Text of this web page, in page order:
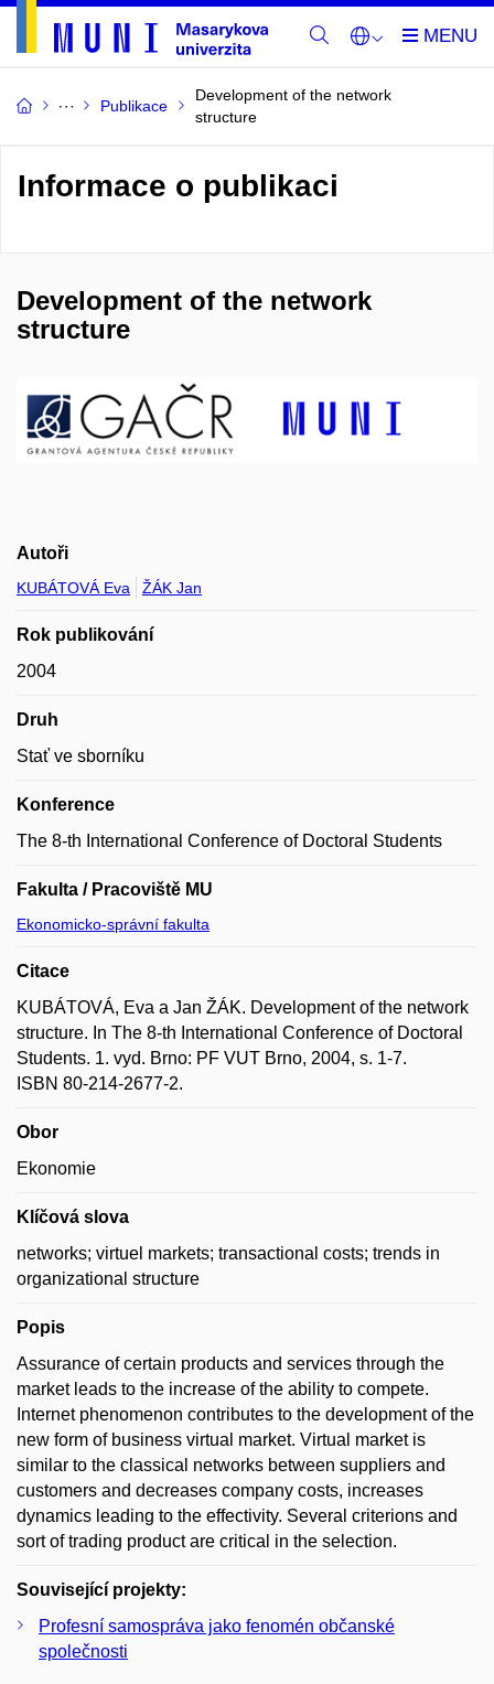
Publikace
Development of the network
structure
Informace o publikaci
Development of the network
structure
Autoři
KUBÁTOVÁ Eva ŽÁK Jan
Rok publikování
2004
Druh
Stať ve sborníku
Konference
The 8-th International Conference of Doctoral Students
Fakulta / Pracoviště MU
Ekonomicko-správní fakulta
Citace
KUBÁTOVÁ, Eva a Jan ŽÁK. Development of the network
structure. In The 8-th International Conference of Doctoral
Students. 1. vyd. Brno: PF VUT Brno, 2004, s. 1-7.
ISBN 80-214-2677-2.
Obor
Ekonomie
Klíčová slova
networks; virtuel markets; transactional costs; trends in
organizational structure
Popis
Assurance of certain products and services through the
market leads to the increase of the ability to compete.
Internet phenomenon contributes to the development of the
new form of business virtual market. Virtual market is
similar to the classical networks between suppliers and
customers and decreases company costs, increases
dynamics leading to the effectivity. Several criterions and
sort of trading product are critical in the selection.
Související projekty:
Profesní samospráva jako fenomén občanské
společnosti